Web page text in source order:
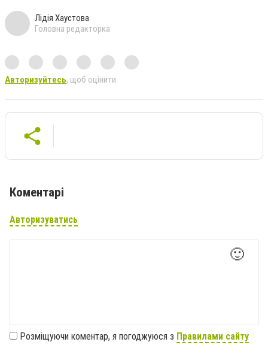
Лідія Хаустова
Головна редакторка
Авторизуйтесь, щоб оцінити
Коментарі
Авторизуватись
🙂
Розміщуючи коментар, я погоджуюся з Правилами сайту